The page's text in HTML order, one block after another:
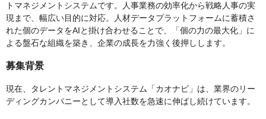
トマネジメントシステムです。人事業務の効率化から戦略人事の実
現まで、幅広い目的に対応。人材データプラットフォームに蓄積さ
れた個のデータをAIと掛け合わせることで、「個の力の最大化」に
よる盤石な組織を築き、企業の成長を力強く後押しします。
募集背景
現在、タレントマネジメントシステム「カオナビ」は、業界のリー
ディングカンパニーとして導入社数を急速に伸ばし続けています。